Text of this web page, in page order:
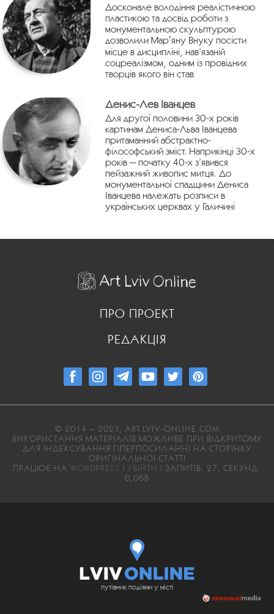
Досконале володіння реалістичною
пластикою та досвід роботи з
монументальною скульптурою
дозволили Марʼяну Внуку посісти
місце в дисципліні, нав’язаній
соцреалізмом, одним із провідних
творців якого він став
Денис-Лев Іванцев
Для другої половини 30-х років
картинам Дениса-Льва Іванцева
притаманний абстрактно-
філософський зміст. Наприкінці 30-х
років — початку 40-х з’явився
пейзажний живопис митця. До
монументальної спадщини Дениса
Іванцева належать розписи в
українських церквах у Галичині
ПРО ПРОЕКТ
РЕДАКЦІЯ
© 2014 — 2023, ART.LVIV-ONLINE.COM
ВИКОРИСТАННЯ МАТЕРІАЛІВ МОЖЛИВЕ ПРИ ВІДКРИТОМУ
ДЛЯ ІНДЕКСУВАННЯ ГІПЕРПОСИЛАННІ НА СТОРІНКУ
ОРИГІНАЛЬНОЇ СТАТТІ
ПРАЦЮЄ НА WORDPRESS | УВІЙТИ | ЗАПИТІВ: 27, СЕКУНД:
0,068
путівник подіями у місті